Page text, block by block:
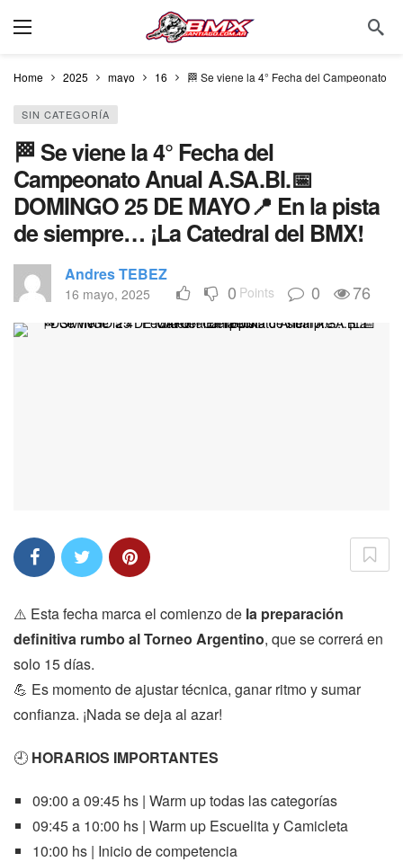
Home 2025 mayo 16 🏁 Se viene la 4° Fecha del Campeonato
SIN CATEGORÍA
🏁 Se viene la 4° Fecha del
Campeonato Anual A.SA.BI.📅
DOMINGO 25 DE MAYO📍 En la pista
de siempre… ¡La Catedral del BMX!
Andres TEBEZ
16 mayo, 2025 0 Points 0 76
⚠️ Esta fecha marca el comienzo de la preparación
definitiva rumbo al Torneo Argentino, que se correrá en
solo 15 días.
💪 Es momento de ajustar técnica, ganar ritmo y sumar
confianza. ¡Nada se deja al azar!
🕘 HORARIOS IMPORTANTES
09:00 a 09:45 hs | Warm up todas las categorías
09:45 a 10:00 hs | Warm up Escuelita y Camicleta
10:00 hs | Inicio de competencia